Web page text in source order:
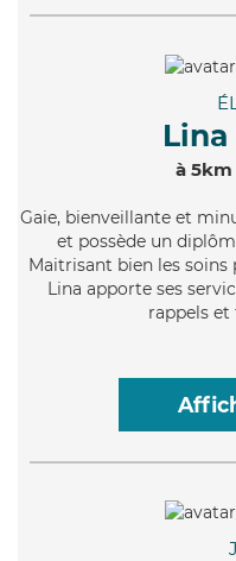
Lina
à 5km
Gaie, bienveillante et
et possède un
Maitrisant bien les
Lina apporte ses
rappels